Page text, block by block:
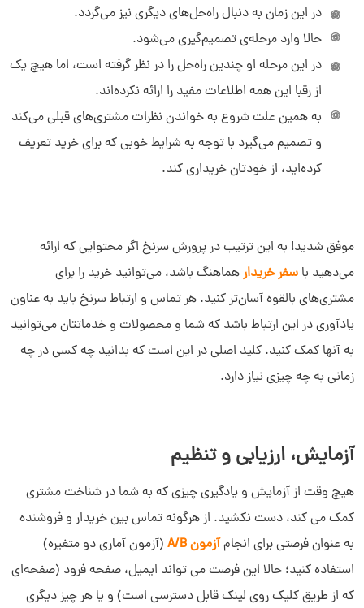
در این زمان به دنبال راه‌حل‌های دیگری نیز می‌گردد.
حالا وارد مرحله‌ی تصمیم‌گیری می‌شود.
در این مرحله او چندین راه‌حل را در نظر گرفته است، اما هیچ یک
از رقبا این همه اطلاعات مفید را ارائه نکرده‌اند.
به همین علت شروع به خواندن نظرات مشتری‌های قبلی می‌کند
و تصمیم می‌گیرد با توجه به شرایط خوبی که برای خرید تعریف
کرده‌اید، از خودتان خریداری کند.
موفق شدید! به این ترتیب در پرورش سرنخ اگر محتوایی که ارائه
می‌دهید با سفر خریدارهماهنگ باشد، می‌توانید خرید را برای
مشتری‌های بالقوه آسان‌تر کنید. هر تماس و ارتباط سرنخ باید به عناون
یادآوری در این ارتباط باشد که شما و محصولات و خدماتتان می‌توانید
به آنها کمک کنید. کلید اصلی در این است که بدانید چه کسی در چه
زمانی به چه چیزی نیاز دارد.
آزمایش، ارزیابی و تنظیم
هیچ وقت از آزمایش و یادگیری چیزی که به شما در شناخت مشتری
کمک می کند، دست نکشید. از هرگونه تماس بین خریدار و فروشنده
به عنوان فرصتی برای انجامآزمون A/B
(آزمون آماری دو متغیره)
استفاده کنید؛ حالا این فرصت می تواند ایمیل، صفحه فرود (صفحه‌ای
که از طریق کلیک روی لینک قابل دسترسی است) و یا هر چیز دیگری